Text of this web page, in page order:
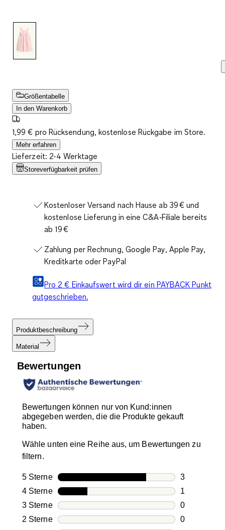
Größentabelle
In den Warenkorb
1,99 € pro Rücksendung, kostenlose Rückgabe im Store.
Mehr erfahren
Lieferzeit: 2-4 Werktage
Storeverfügbarkeit prüfen
Kostenloser Versand nach Hause ab 39 € und
kostenlose Lieferung in eine C&A‑Filiale bereits
ab 19 €
Zahlung per Rechnung, Google Pay, Apple Pay,
Kreditkarte oder PayPal
Pro 2 € Einkaufswert wird dir ein PAYBACK Punkt
gutgeschrieben.
Produktbeschreibung
Material
Bewertungen
Bewertungen können nur von Kund:innen
abgegeben werden, die die Produkte gekauft
haben.
Wähle unten eine Reihe aus, um Bewertungen zu
filtern.
5 SterneSterne
3
3
4 SterneSterne
1
1
3 SterneSterne
0
0
2 SterneSterne
0